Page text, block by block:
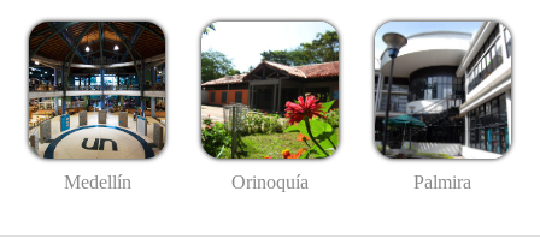
Medellín Orinoquía Palmira